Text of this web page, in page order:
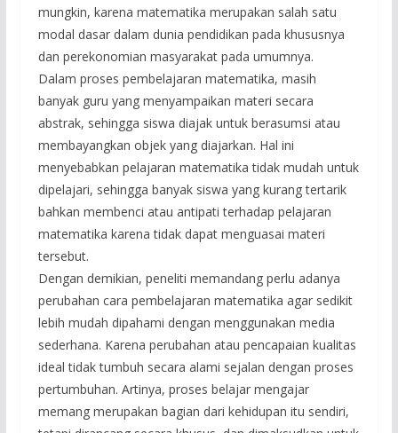
mungkin, karena matematika merupakan salah satu
modal dasar dalam dunia pendidikan pada khususnya
dan perekonomian masyarakat pada umumnya.
Dalam proses pembelajaran matematika, masih
banyak guru yang menyampaikan materi secara
abstrak, sehingga siswa diajak untuk berasumsi atau
membayangkan objek yang diajarkan. Hal ini
menyebabkan pelajaran matematika tidak mudah untuk
dipelajari, sehingga banyak siswa yang kurang tertarik
bahkan membenci atau antipati terhadap pelajaran
matematika karena tidak dapat menguasai materi
tersebut.
Dengan demikian, peneliti memandang perlu adanya
perubahan cara pembelajaran matematika agar sedikit
lebih mudah dipahami dengan menggunakan media
sederhana. Karena perubahan atau pencapaian kualitas
ideal tidak tumbuh secara alami sejalan dengan proses
pertumbuhan. Artinya, proses belajar mengajar
memang merupakan bagian dari kehidupan itu sendiri,